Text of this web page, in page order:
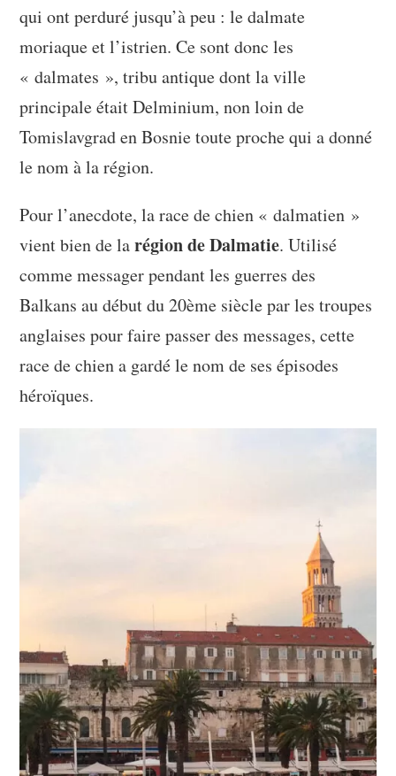
qui ont perduré jusqu’à peu : le dalmate
moriaque et l’istrien. Ce sont donc les
« dalmates », tribu antique dont la ville
principale était Delminium, non loin de
Tomislavgrad en Bosnie toute proche qui a donné
le nom à la région.
Pour l’anecdote, la race de chien « dalmatien »
vient bien de larégion de Dalmatie. Utilisé
comme messager pendant les guerres des
Balkans au début du 20ème siècle par les troupes
anglaises pour faire passer des messages, cette
race de chien a gardé le nom de ses épisodes
héroïques.